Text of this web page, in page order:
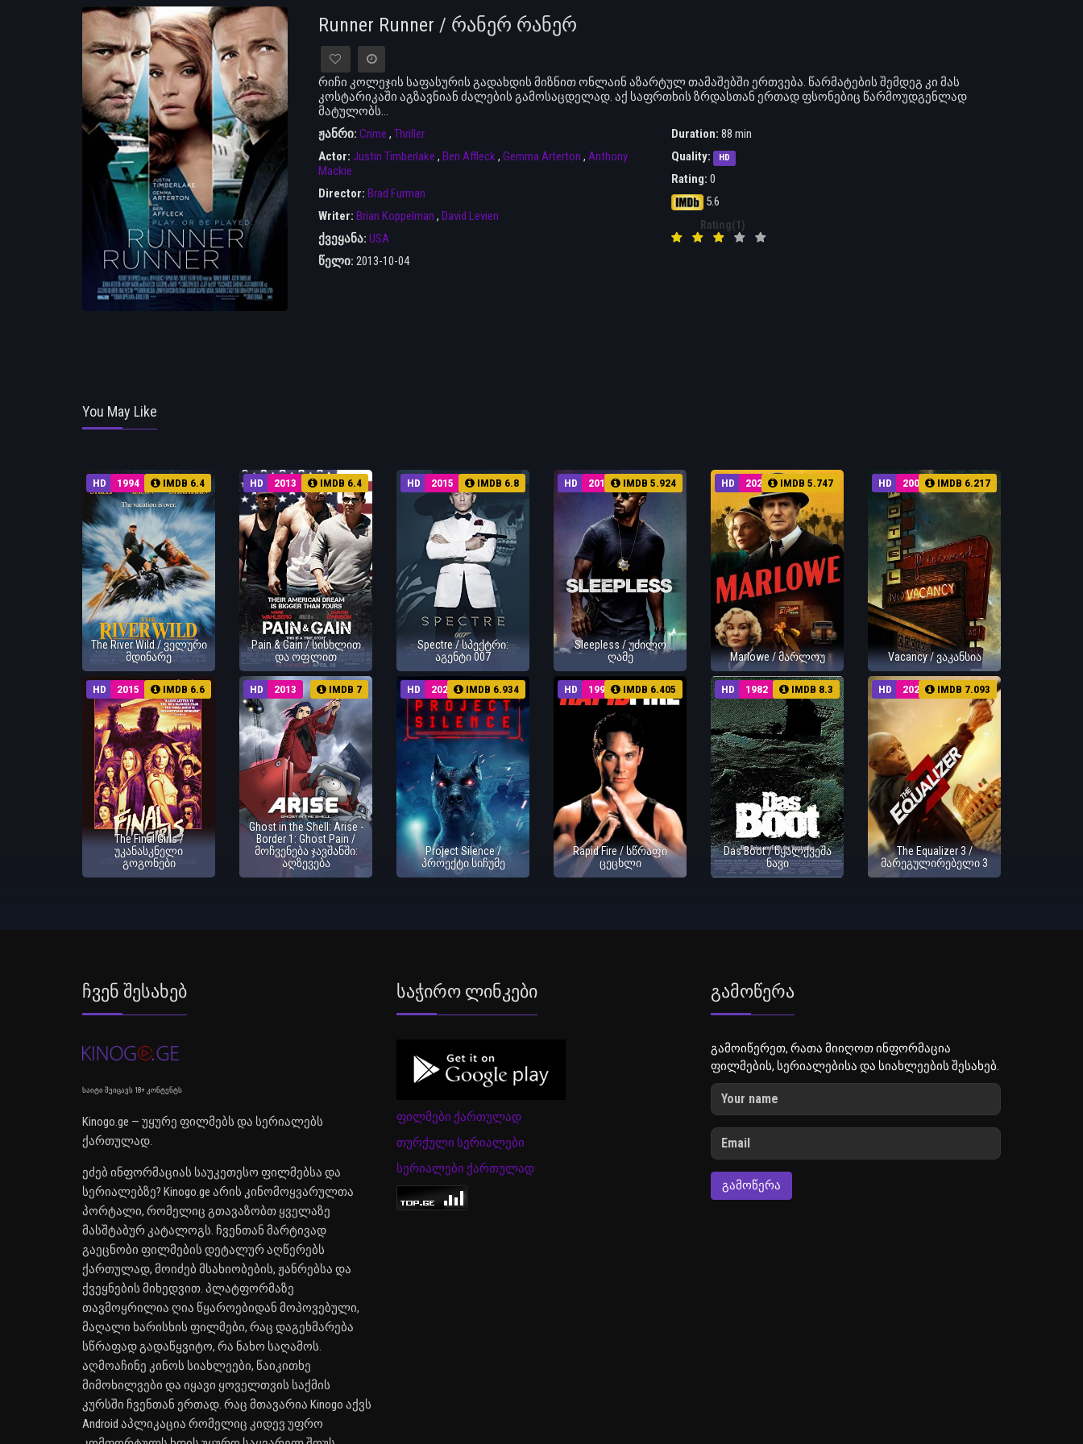
Runner Runner / რანერ რანერ
რიჩი კოლეჯის საფასურის გადახდის მიზნით ონლაინ აზარტულ თამაშებში ერთვება. წარმატების შემდეგ კი მას
კოსტარიკაში აგზავნიან ძალების გამოსაცდელად. აქ საფრთხის ზრდასთან ერთად ფსონებიც წარმოუდგენლად
მატულობს…
ჟანრი: Crime , Thriller
Actor: Justin Timberlake , Ben Affleck , Gemma Arterton , Anthony
Mackie
Director: Brad Furman
Writer: Brian Koppelman , David Levien
ქვეყანა: USA
წელი: 2013-10-04
Duration: 88 min
Quality:
HD
Rating: 0
5.6
Rating(1)
You May Like
HD 1994 IMDB 6.4
The River Wild / ველური
მდინარე
HD 2013 IMDB 6.4
Pain & Gain / სისხლით
და ოფლით
HD 2015 IMDB 6.8
Spectre / სპექტრი:
აგენტი 007
HD 2017 IMDB 5.924
Sleepless / უძილო
ღამე
HD 2023 IMDB 5.747
Marlowe / მარლოუ
HD 2007 IMDB 6.217
Vacancy / ვაკანსია
HD 2015 IMDB 6.6
The Final Girls /
უკანასკნელი
გოგონები
HD 2013 IMDB 7
Ghost in the Shell: Arise -
Border 1: Ghost Pain /
მოჩვენება ჯავშანში:
აღზევება
HD 2024 IMDB 6.934
Project Silence /
პროექტი სიჩუმე
HD 1992 IMDB 6.405
Rapid Fire / სწრაფი
ცეცხლი
HD 1982 IMDB 8.3
Das Boot / წყალქვეშა
ნავი
HD 2023 IMDB 7.093
The Equalizer 3 /
მარეგულირებელი 3
Ჩვენ Შესახებ
საიტი შეიცავს 18+ კონტენტს
Kinogo.ge — უყურე ფილმებს და სერიალებს
ქართულად.
ეძებ ინფორმაციას საუკეთესო ფილმებსა და
სერიალებზე? Kinogo.ge არის კინომოყვარულთა
პორტალი, რომელიც გთავაზობთ ყველაზე
მასშტაბურ კატალოგს. ჩვენთან მარტივად
გაეცნობი ფილმების დეტალურ აღწერებს
ქართულად, მოიძებ მსახიობების, ჟანრებსა და
ქვეყნების მიხედვით. პლატფორმაზე
თავმოყრილია ღია წყაროებიდან მოპოვებული,
მაღალი ხარისხის ფილმები, რაც დაგეხმარება
სწრაფად გადაწყვიტო, რა ნახო საღამოს.
აღმოაჩინე კინოს სიახლეები, წაიკითხე
მიმოხილვები და იყავი ყოველთვის საქმის
კურსში ჩვენთან ერთად. რაც მთავარია Kinogo აქვს
Android აპლიკაცია რომელიც კიდევ უფრო
Საჭირო Ლინკები
ფილმები ქართულად
თურქული სერიალები
სერიალები ქართულად
Გამოწერა
გამოიწერეთ, რათა მიიღოთ ინფორმაცია
ფილმების, სერიალებისა და სიახლეების შესახებ.
ᲒᲐᲛᲝᲬᲔᲠᲐ